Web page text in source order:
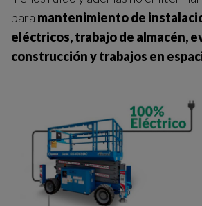
para mantenimiento de
eléctricos, trabajo de almacén,
construcción y trabajos en